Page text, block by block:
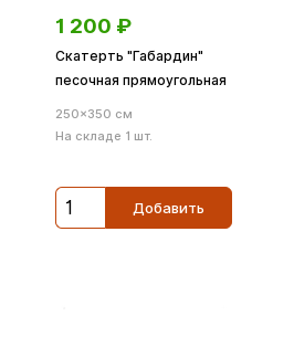
1 200 ₽
Скатерть "Габардин"
песочная прямоугольная
250×350 см
На складе 1 шт.
Добавить